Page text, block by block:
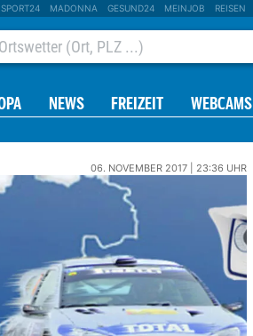
SPORT24 MADONNA GESUND24 MEINJOB REISEN
NEWS FREIZEIT WEBCAMS
06. NOVEMBER 2017 | 23:36 UHR